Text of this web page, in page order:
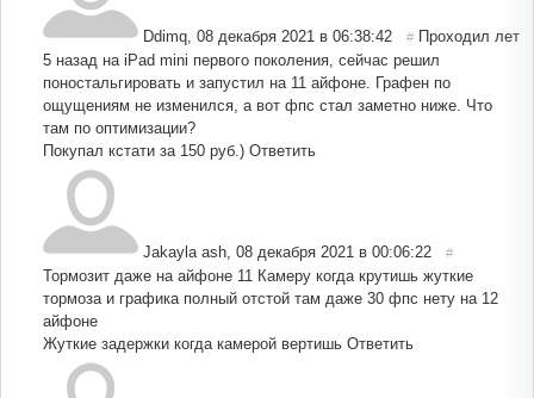
Ddimq, 08 декабря 2021 в 06:38:42 # Проходил лет
5 назад на iPad mini первого поколения, сейчас решил
поностальгировать и запустил на 11 айфоне. Графен по
ощущениям не изменился, а вот фпс стал заметно ниже. Что
там по оптимизации?
Покупал кстати за 150 руб.) Ответить
Jakayla ash, 08 декабря 2021 в 00:06:22 #
Тормозит даже на айфоне 11 Камеру когда крутишь жуткие
тормоза и графика полный отстой там даже 30 фпс нету на 12
айфоне
Жуткие задержки когда камерой вертишь Ответить